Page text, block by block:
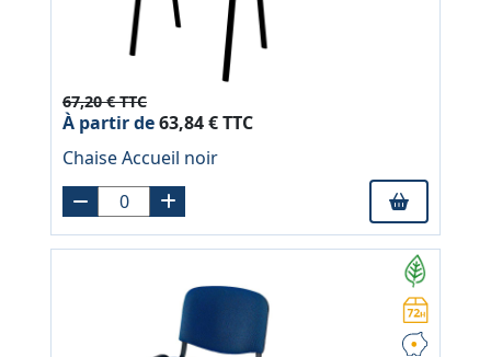
67,20 € TTC
À partir de63,84 € TTC
Chaise Accueil noir